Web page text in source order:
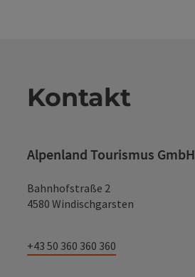
Kontakt
Alpenland Tourismus GmbH
Bahnhofstraße 2
4580 Windischgarsten
+43 50 360 360 360